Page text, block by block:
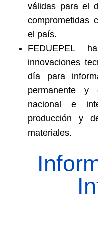
válidas para el
comprometidas
el país.
FEDUEPEL
innovaciones
día para
permanente y
nacional e
producción y
materiales.